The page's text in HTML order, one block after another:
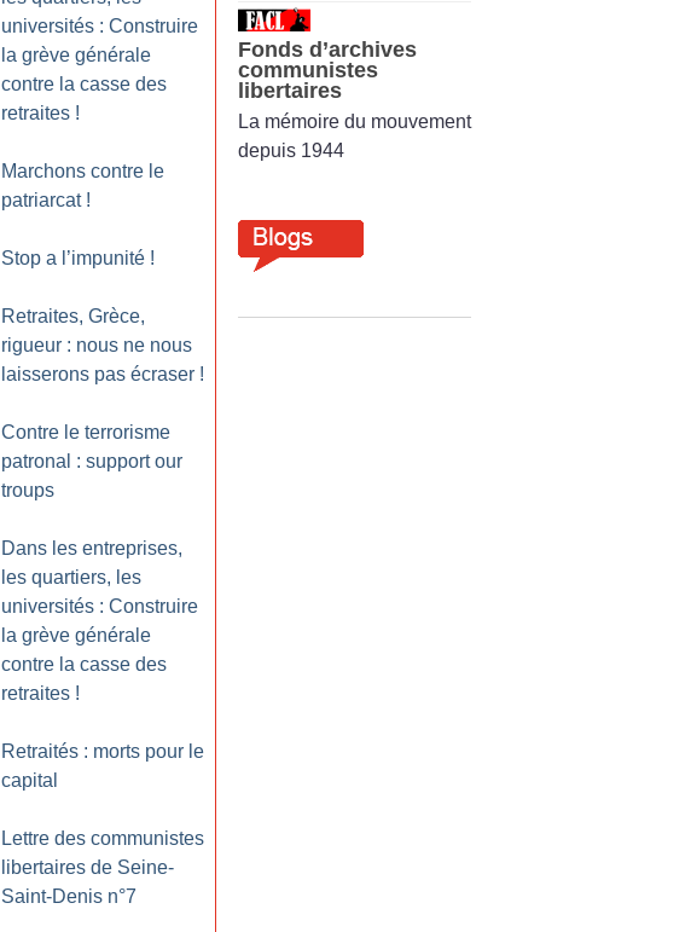
universités : Construire
la grève générale
contre la casse des
retraites !
Marchons contre le
patriarcat !
Stop a l’impunité !
Retraites, Grèce,
rigueur : nous ne nous
laisserons pas écraser !
Contre le terrorisme
patronal : support our
troups
Dans les entreprises,
les quartiers, les
universités : Construire
la grève générale
contre la casse des
retraites !
Retraités : morts pour le
capital
Lettre des communistes
libertaires de Seine-
Saint-Denis n°7
Fonds d’archives
communistes
libertaires
La mémoire du mouvement
depuis 1944